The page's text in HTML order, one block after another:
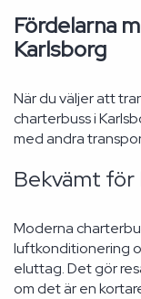
Fördelarna
Karlsborg
När du väljer att
charterbuss i
med andra
Bekvämt för
Moderna
luftkonditionering
eluttag. Det gör
om det är en